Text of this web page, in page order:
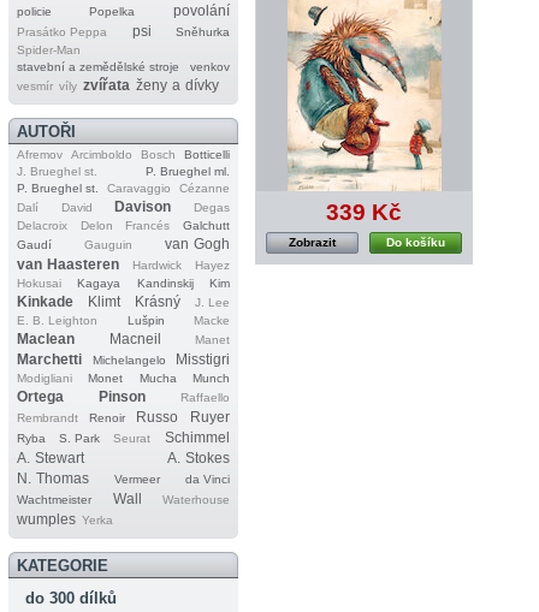
policie
Popelka povolání
Prasátko Peppa psi
Sněhurka
Spider‐Man
stavební a zemědělské stroje
venkov
vesmír víly zvířata ženy a dívky
AUTOŘI
Afremov Arcimboldo Bosch
Botticelli
J. Brueghel st.
P. Brueghel ml.
P. Brueghel st.
Caravaggio
Cézanne
Dalí
David Davison
Degas
Delacroix
Delon Francés
Galchutt
Gaudí
Gauguin
van Gogh
van Haasteren
Hardwick
Hayez
Hokusai
Kagaya Kandinskij Kim
Kinkade Klimt Krásný
J. Lee
E. B. Leighton
Lušpin Macke
Maclean Macneil Manet
Marchetti Michelangelo Misstigri
Modigliani Monet Mucha Munch
Ortega Pinson
Raffaello
Rembrandt
Renoir Russo Ruyer
Ryba S. Park Seurat
Schimmel
A. Stewart
A. Stokes
N. Thomas
Vermeer
da Vinci
Wachtmeister
Wall Waterhouse
wumples Yerka
KATEGORIE
do 300 dílků
339 Kč
Do košíku
Zobrazit